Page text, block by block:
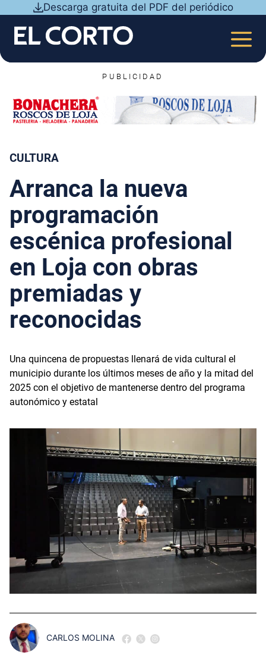
contenido
Descarga gratuita del PDF del periódico
PUBLICIDAD
CULTURA
Arranca la nueva
programación
escénica profesional
en Loja con obras
premiadas y
reconocidas
Una quincena de propuestas llenará de vida cultural el
municipio durante los últimos meses de año y la mitad del
2025 con el objetivo de mantenerse dentro del programa
autonómico y estatal
CARLOS MOLINA